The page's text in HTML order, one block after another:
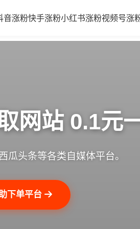
音涨粉快手涨粉小红书涨粉视频号涨
网站 0.1元
瓜头条等各类自媒体平台。
下单平台